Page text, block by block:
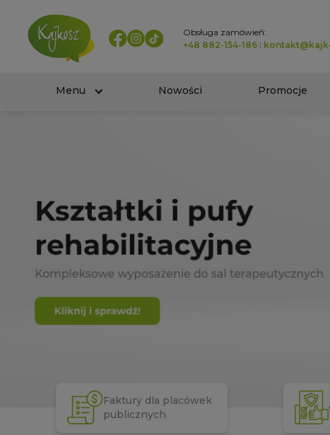
Obsługa zamówień:
+48 882-154-186I
Menu Nowości Promocje
Faktury dla placówek
publicznych